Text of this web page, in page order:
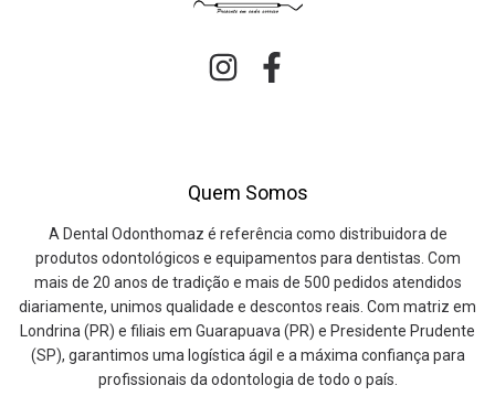
Quem Somos
A Dental Odonthomaz é referência como distribuidora de
produtos odontológicos e equipamentos para dentistas. Com
mais de 20 anos de tradição e mais de 500 pedidos atendidos
diariamente, unimos qualidade e descontos reais. Com matriz em
Londrina (PR) e filiais em Guarapuava (PR) e Presidente Prudente
(SP), garantimos uma logística ágil e a máxima confiança para
profissionais da odontologia de todo o país.